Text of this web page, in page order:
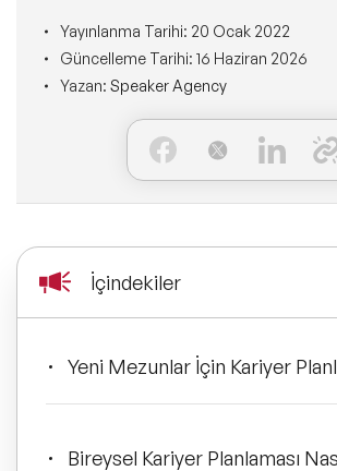
Kişisel Dönüşüm Konuşmacıları
Sürdürülebilirlik Konuşmacıları
Yeni Konuşmacılarımız
Pazarlama Konuşmacıları
Cinsiyet Eşitliği, Çeşitlilik
Konuşmacı Özel Çözümleri
Tüm Çözümler
Ne Yaparız?
Kim İçin Yaparız?
Kimlerle Yaparız?
Referanslarımız
Sıkça Sorulan Sorular
Yayınlanma Tarihi: 20 Ocak 2022
Güncelleme Tarihi: 16 Haziran 2026
Yazan: Speaker Agency
İçindekiler
Yeni Mezunlar İçin Kariyer
Bireysel Kariyer Planlaması